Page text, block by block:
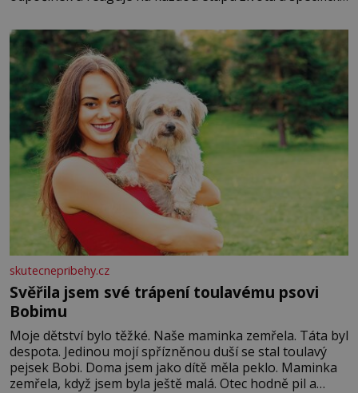
měkkost a bezpečí, proto by pokoj miminka měl působit
především klidně a útulně. Předškolní věk je
skutecnepribehy.cz
Svěřila jsem své trápení toulavému psovi
Bobimu
Moje dětství bylo těžké. Naše maminka zemřela. Táta byl
despota. Jedinou mojí spřízněnou duší se stal toulavý
pejsek Bobi. Doma jsem jako dítě měla peklo. Maminka
zemřela, když jsem byla ještě malá. Otec hodně pil a